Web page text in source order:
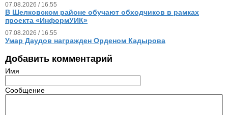
07.08.2026 / 16.55
В Шелковском районе обучают обходчиков в рамках
проекта «ИнформУИК»
07.08.2026 / 16.55
Умар Даудов награжден Орденом Кадырова
Добавить комментарий
Имя
Сообщение